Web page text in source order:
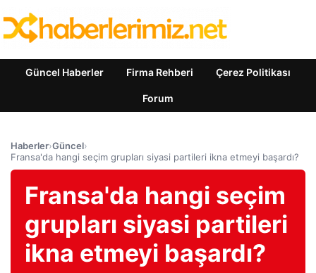
Güncel Haberler Firma Rehberi Çerez Politikası
Forum
Haberler›Güncel›
Fransa'da hangi seçim grupları siyasi partileri ikna etmeyi başardı?
Fransa'da hangi seçim
grupları siyasi partileri
ikna etmeyi başardı?